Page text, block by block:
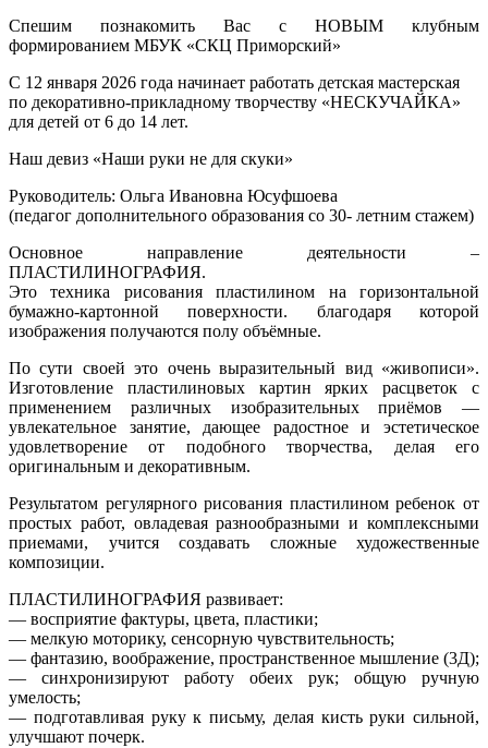
Спешим познакомить Вас с НОВЫМ клубным
формированием МБУК «СКЦ Приморский»
С 12 января 2026 года начинает работать детская мастерская
по декоративно-прикладному творчеству «НЕСКУЧАЙКА»
для детей от 6 до 14 лет.
Наш девиз «Наши руки не для скуки»
Руководитель: Ольга Ивановна Юсуфшоева
(педагог дополнительного образования со 30- летним стажем)
Основное направление деятельности –
ПЛАСТИЛИНОГРАФИЯ.
Это техника рисования пластилином на горизонтальной
бумажно-картонной поверхности. благодаря которой
изображения получаются полу объёмные.
По сути своей это очень выразительный вид «живописи».
Изготовление пластилиновых картин ярких расцветок с
применением различных изобразительных приёмов —
увлекательное занятие, дающее радостное и эстетическое
удовлетворение от подобного творчества, делая его
оригинальным и декоративным.
Результатом регулярного рисования пластилином ребенок от
простых работ, овладевая разнообразными и комплексными
приемами, учится создавать сложные художественные
композиции.
ПЛАСТИЛИНОГРАФИЯ развивает:
— восприятие фактуры, цвета, пластики;
— мелкую моторику, сенсорную чувствительность;
— фантазию, воображение, пространственное мышление (3Д);
— синхронизируют работу обеих рук; общую ручную
умелость;
— подготавливая руку к письму, делая кисть руки сильной,
улучшают почерк.